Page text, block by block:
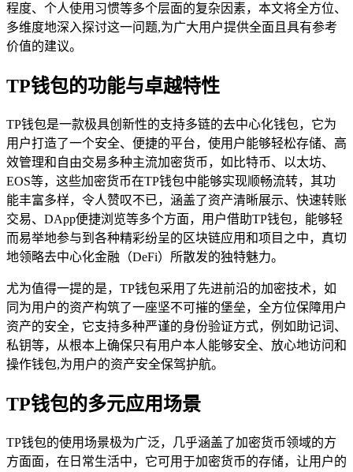
程度、个人使用习惯等多个层面的复杂因素，本文将全方位、
多维度地深入探讨这一问题,为广大用户提供全面且具有参考
价值的建议。
TP钱包的功能与卓越特性
TP钱包是一款极具创新性的支持多链的去中心化钱包，它为
用户打造了一个安全、便捷的平台，使用户能够轻松存储、高
效管理和自由交易多种主流加密货币，如比特币、以太坊、
EOS等，这些加密货币在TP钱包中能够实现顺畅流转，其功
能丰富多样，令人赞叹不已，涵盖了资产清晰展示、快速转账
交易、DApp便捷浏览等多个方面，用户借助TP钱包，能够轻
而易举地参与到各种精彩纷呈的区块链应用和项目之中，真切
地领略去中心化金融（DeFi）所散发的独特魅力。
尤为值得一提的是，TP钱包采用了先进前沿的加密技术，如
同为用户的资产构筑了一座坚不可摧的堡垒，全方位保障用户
资产的安全，它支持多种严谨的身份验证方式，例如助记词、
私钥等，从根本上确保只有用户本人能够安全、放心地访问和
操作钱包,为用户的资产安全保驾护航。
TP钱包的多元应用场景
TP钱包的使用场景极为广泛，几乎涵盖了加密货币领域的方
方面面，在日常生活中，它可用于加密货币的存储，让用户的